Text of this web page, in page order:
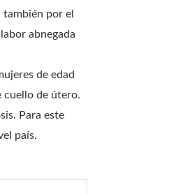
por el
abnegada
de edad
cuello de útero.
Para este
país.